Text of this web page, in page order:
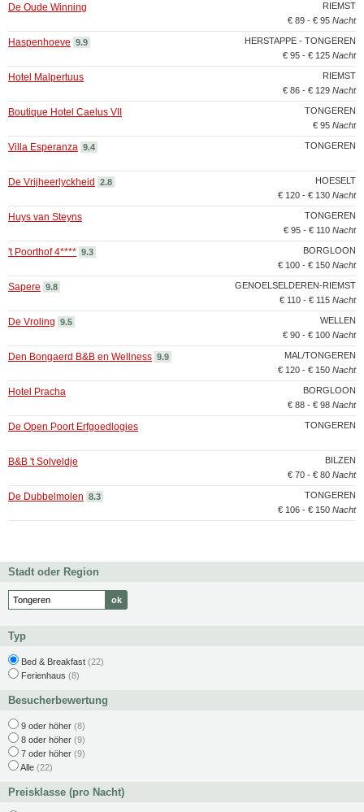
RIEMST
De Oude Winning
€ 89 - € 95 Nacht
HERSTAPPE - TONGEREN
Haspenhoeve 9.9
€ 95 - € 125 Nacht
RIEMST
Hotel Malpertuus
€ 86 - € 129 Nacht
TONGEREN
Boutique Hotel Caelus VII
€ 95 Nacht
TONGEREN
Villa Esperanza 9.4
HOESELT
De Vrijheerlyckheid
2.8
€ 120 - € 130 Nacht
TONGEREN
Huys van Steyns
€ 95 - € 110 Nacht
BORGLOON
't Poorthof 4**** 9.3
€ 100 - € 150 Nacht
GENOELSELDEREN-RIEMST
Sapere 9.8
€ 110 - € 115 Nacht
WELLEN
De Vroling 9.5
€ 90 - € 100 Nacht
MAL/TONGEREN
Den Bongaerd B&B en Wellness 9.9
€ 120 - € 150 Nacht
BORGLOON
Hotel Pracha
€ 88 - € 98 Nacht
TONGEREN
De Open Poort Erfgoedlogies
BILZEN
B&B 't Solveldje
€ 70 - € 80 Nacht
TONGEREN
De Dubbelmolen 8.3
€ 106 - € 150 Nacht
Stadt oder Region
Typ
Bed & Breakfast (22)
Ferienhaus (8)
Besucherbewertung
9 oder höher (8)
8 oder höher (9)
7 oder höher (9)
Alle (22)
Preisklasse (pro Nacht)